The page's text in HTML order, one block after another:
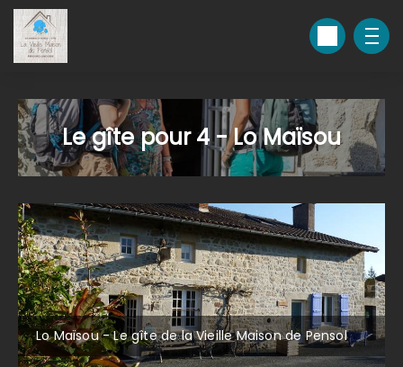
Le gîte pour 4 - Lo Maïsou
Lo Maïsou - Le gîte de la Vieille Maison de Pensol